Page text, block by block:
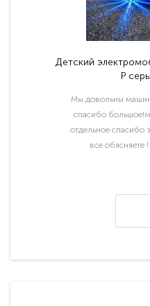
Детский
P
Мы довольны
спасибо
отдельное спасибо
все обясняете